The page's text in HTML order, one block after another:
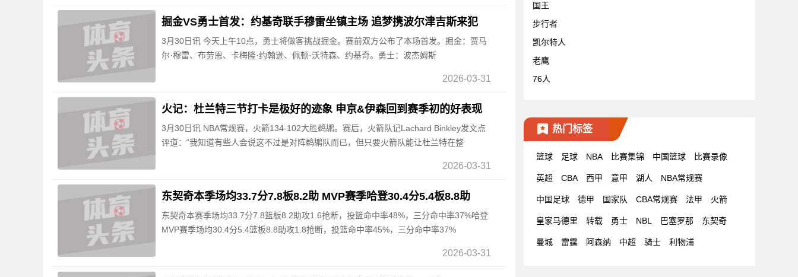
掘金VS勇士首发：约基奇联手穆雷坐镇主场 追梦携波尔津吉斯来犯
3月30日讯 今天上午10点，勇士将做客挑战掘金。赛前双方公布了本场首发。掘金：贾马
尔·穆雷、布劳恩、卡梅隆·约翰逊、佩顿·沃特森、约基奇。勇士：波杰姆斯
2026-03-31
火记：杜兰特三节打卡是极好的迹象 申京&伊森回到赛季初的好表现
3月30日讯 NBA常规赛，火箭134-102大胜鹈鹕。赛后，火箭队记Lachard Binkley发文点
评道：“我知道有些人会说这不过是对阵鹈鹕队而已，但只要火箭队能让杜兰特在整
2026-03-31
东契奇本季场均33.7分7.8板8.2助 MVP赛季哈登30.4分5.4板8.8助
东契奇本赛季场均33.7分7.8篮板8.2助攻1.6抢断，投篮命中率48%，三分命中率37%哈登
MVP赛季场均30.4分5.4篮板8.8助攻1.8抢断，投篮命中率45%，三分命中率37%
2026-03-31
国王
步行者
凯尔特人
老鹰
76人
热门标签
篮球 足球 NBA 比赛集锦 中国篮球 比赛录像
英超 CBA 西甲 意甲 湖人 NBA常规赛
中国足球 德甲 国家队 CBA常规赛 法甲 火箭
皇家马德里 转载 勇士 NBL 巴塞罗那 东契奇
曼城 雷霆 阿森纳 中超 骑士 利物浦